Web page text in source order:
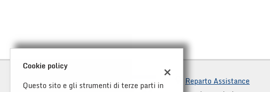
Reparto Assistance
Cookie policy
Questo sito e gli strumenti di terze parti in
in
qualsiasi